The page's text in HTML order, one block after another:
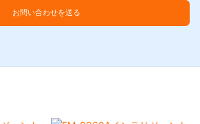
お問い合わせを送る